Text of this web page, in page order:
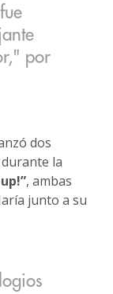
por
dos
la
, ambas
junto a su